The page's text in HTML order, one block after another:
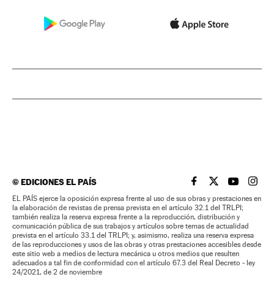
©EDICIONES EL PAÍS EL PAÍS BRASIL EN
EL PAÍSEL PAÍS
EL
EL PAÍS ejerce la oposición expresa frente al uso de sus obras y prestaciones en
la elaboración de revistas de prensa prevista en el artículo 32.1 del TRLPI;
también realiza la reserva expresa frente a la reproducción, distribución y
comunicación pública de sus trabajos y artículos sobre temas de actualidad
prevista en el artículo 33.1 del TRLPI; y, asimismo, realiza una reserva expresa
de las reproducciones y usos de las obras y otras prestaciones accesibles desde
este sitio web a medios de lectura mecánica u otros medios que resulten
adecuados a tal fin de conformidad con el artículo 67.3 del Real Decreto - ley
24/2021, de 2 de noviembre